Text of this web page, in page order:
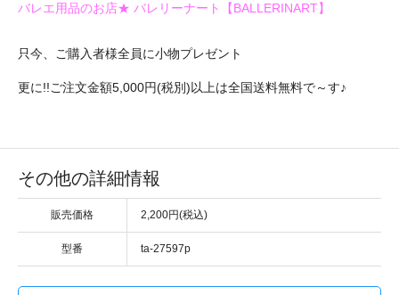
バレエ用品のお店★ バレリーナート【BALLERINART】
只今、ご購入者様全員に小物プレゼント
更に!!ご注文金額5,000円(税別)以上は全国送料無料で～す♪
その他の詳細情報
販売価格 2,200円(税込)
型番 ta-27597p